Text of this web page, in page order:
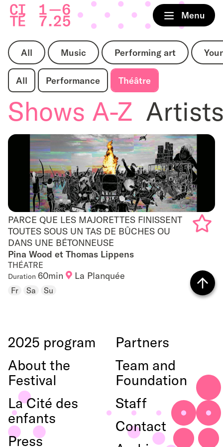
All
Music Performing art
All Performance Théâtre
Shows A-Z
PARCE QUE LES MAJORETTES FINISSENT
TOUTES SOUS UN TAS DE BÛCHES OU DANS
UNE BÉTONNEUSE
PARCE QUE LES MAJORETTES FINISSENT
TOUTES SOUS UN TAS DE BÛCHES OU
DANS UNE BÉTONNEUSE
Pina Wood et Thomas Lippens
THÉATRE
Duration 60min La Planquée
Fr Sa Su
2025 program
About the
Festival
La Cité des
enfants
Press
Partners
Team and
Foundation
Staff
Contact